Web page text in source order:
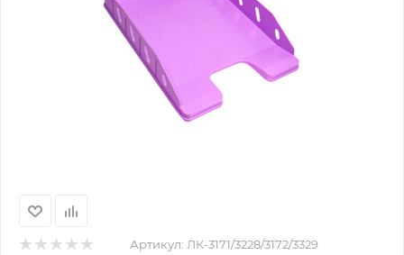
Артикул: ЛК-3171/3228/3172/3329